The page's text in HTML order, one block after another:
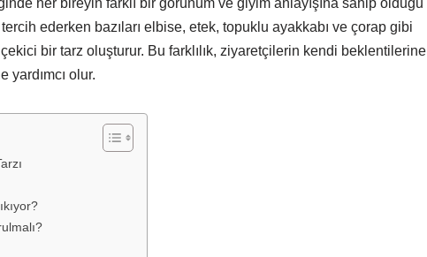
her bireyin farklı bir görünüm ve giyim anlayışına sahip olduğu
ederken bazıları elbise, etek, topuklu ayakkabı ve çorap gibi
bir tarz oluşturur. Bu farklılık, ziyaretçilerin kendi beklentilerine
yardımcı olur.